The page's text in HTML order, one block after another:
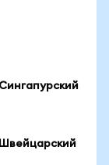
Швейцарский